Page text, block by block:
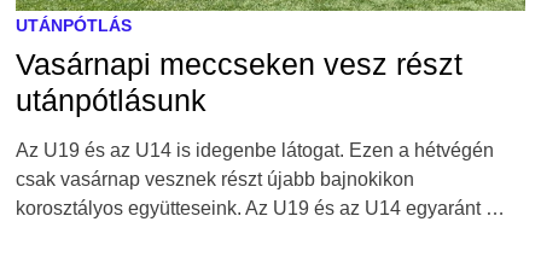
UTÁNPÓTLÁS
Vasárnapi meccseken vesz részt
utánpótlásunk
Az U19 és az U14 is idegenbe látogat. Ezen a hétvégén
csak vasárnap vesznek részt újabb bajnokikon
korosztályos együtteseink. Az U19 és az U14 egyaránt …